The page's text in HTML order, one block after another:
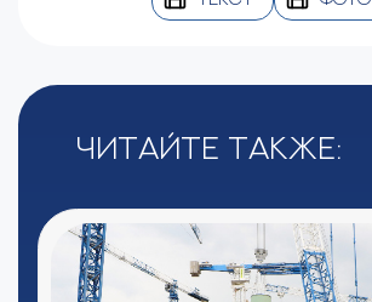
Читайте также: